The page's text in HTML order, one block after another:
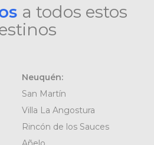
a todos estos
Neuquén:
San Martín
Villa La Angostura
Rincón de los Sauces